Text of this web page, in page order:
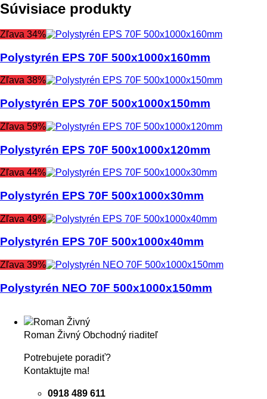
Súvisiace produkty
Zľava 34%
Polystyrén EPS 70F 500x1000x160mm
Zľava 38%
Polystyrén EPS 70F 500x1000x150mm
Zľava 59%
Polystyrén EPS 70F 500x1000x120mm
Zľava 44%
Polystyrén EPS 70F 500x1000x30mm
Zľava 49%
Polystyrén EPS 70F 500x1000x40mm
Zľava 39%
Polystyrén NEO 70F 500x1000x150mm
Roman Živný Obchodný riaditeľ
Potrebujete poradiť?
Kontaktujte ma!
0918 489 611